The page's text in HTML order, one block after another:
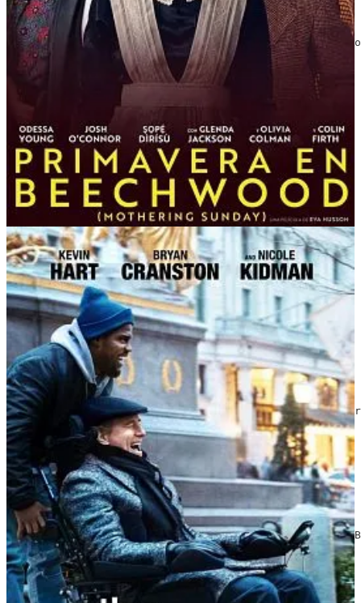
2014 | Dir. Javier Fesser | Reparto: Karra Elejalde
Ver Mortadelo y Filemón contra...
2022 | Dir. Carla Simón | Reparto: Jordi Pujol Dolcet,
Ver Alcarràs
The Upside
2017 | Dir. Neil Burger | Reaprto: Kevin Hart, Bryan
Ver The Upside
El buen patrón
2021 | Dir. Fernando León de Aranoa | Reparto: Javier
Ver El buen...